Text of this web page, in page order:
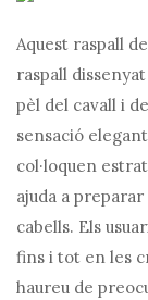
Aquest raspall
raspall
pèl del cavall i
sensació
col·loquen
ajuda a
cabells. Els
fins i tot en les
haureu de